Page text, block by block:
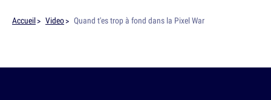
Accueil Video Quand t'es trop à fond dans la Pixel War